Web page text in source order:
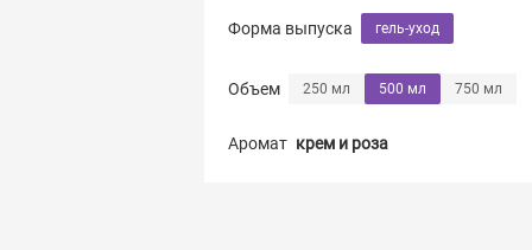
Форма выпуска гель-уход
Объем 250 мл 500 мл 750 мл
Аромат крем и роза